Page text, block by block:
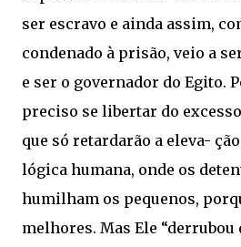
ser escravo e ainda assim,
condenado à prisão, veio a
e ser o governador do Egito.
preciso se libertar do
que só retardarão a eleva-
lógica humana, onde os
humilham os pequenos,
melhores. Mas Ele “derrubou